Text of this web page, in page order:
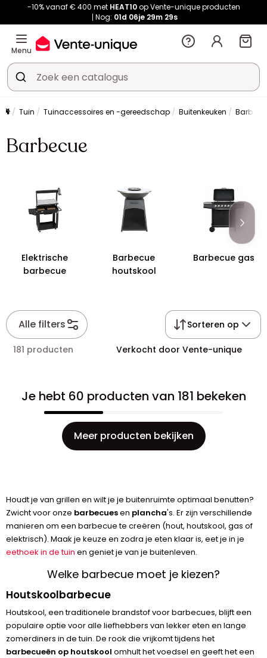
-10% vanaf € 400 met HEAT10op Vente-unique producten
Nog: 01d 06je 29m 29s
Menu
Tuin Tuinaccessoires en -gereedschap Buitenkeuken
Barbecue
Elektrische
barbecue
Barbecue
houtskool
Barbecue gas
Alle filters Sorteren op
181 producten Verkocht door Vente-unique
Je hebt 60 producten van 181 bekeken
Meer producten bekijken
Houdt je van grillen en wilt je je buitenruimte optimaal benutten?
Zwicht voor onze barbecuesen plancha's. Er zijn verschillende
manieren om een barbecue te creëren (hout, houtskool, gas of
elektrisch). Maak je keuze en zodra je eten klaar is, eet je in je
eethoek in de tuin en geniet je van je buitenleven.
Welke barbecue moet je kiezen?
Houtskoolbarbecue
Houtskool, een traditionele brandstof voor barbecues, blijft een
populaire optie voor alle liefhebbers van lekker eten en lange
zomerdiners in de tuin. De rook die vrijkomt tijdens het
barbecueën op houtskool omhult het voedsel en geeft het een